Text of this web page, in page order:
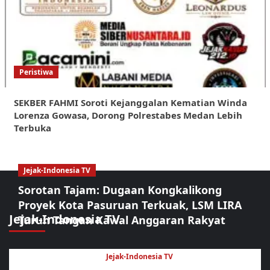
Peristiwa
SEKBER FAHMI Soroti Kejanggalan Kematian Winda
Lorenza Gowasa, Dorong Polrestabes Medan Lebih
Terbuka
Jejak-Indonesia TV
Jejak-Indonesia TV
Sorotan Tajam: Dugaan Kongkalikong
Proyek Kota Pasuruan Terkuak, LSM LIRA
Turun Tangan Kawal Anggaran Rakyat
Jejak-Indonesia TV